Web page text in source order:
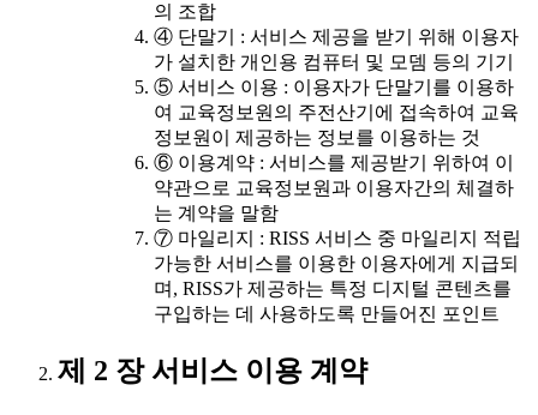
의 조합
④ 단말기 : 서비스 제공을 받기 위해 이용자
가 설치한 개인용 컴퓨터 및 모뎀 등의 기기
⑤ 서비스 이용 : 이용자가 단말기를 이용하
여 교육정보원의 주전산기에 접속하여 교육
정보원이 제공하는 정보를 이용하는 것
⑥ 이용계약 : 서비스를 제공받기 위하여 이
약관으로 교육정보원과 이용자간의 체결하
는 계약을 말함
⑦ 마일리지 : RISS 서비스 중 마일리지 적립
가능한 서비스를 이용한 이용자에게 지급되
며, RISS가 제공하는 특정 디지털 콘텐츠를
구입하는 데 사용하도록 만들어진 포인트
제 2 장 서비스 이용 계약